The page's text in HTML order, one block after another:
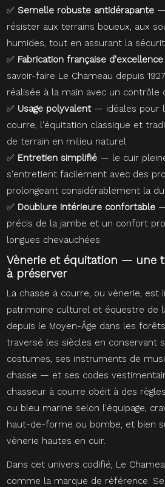
✅Semelle robuste antidérapante
résister aux terrains boueux, aux
humides, tout en assurant la
✅ Fabrication française d'excellence
savoir-faire Le Chameau depuis
réalisée à la main avec un contrôle
✅ Usage polyvalent— idéales pour
courre, l'équitation classique et
de terrain en milieu naturel
✅ Entretien simplifié — le cuir
s'entretient facilement avec des
prolongeant considérablement la
✅ Doublure intérieure confortable
précis de la jambe et un confort
longues chevauchées
Vènerie et équitation — une
à préserver
La chasse à courre, ou vènerie, est
patrimoine culturel et équestre de
depuis le Moyen-Âge dans les
traversé les siècles en conservant
costumes, ses instruments de
chasse — et ses codes
chasseur à courre obéit à des
ou bleu marine selon l'équipage,
haut-de-forme ou bombe, et bien
vènerie hautes en cuir.
Dans cet univers codifié, Le
comme la marque de référence.